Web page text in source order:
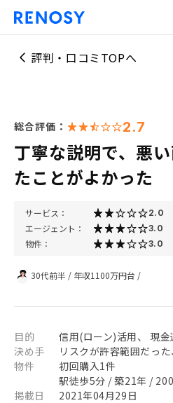
評判・口コミTOPへ
総合評価： 2.7
丁寧な説明で、悪
たことがよかった
サービス： 2.0
エージェント： 3.0
物件： 3.0
30代前半 / 年収1100万円台 /
目的
信用(ローン)活用、 現金
決め手
リスクが許容範囲だっ
物件
初回購入1件
駅徒歩5分 / 築21年 /
掲載日
2021年04月29日